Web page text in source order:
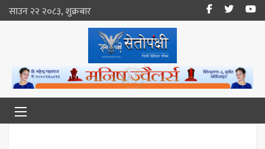
साउन २२ २०८३, शुक्रबार